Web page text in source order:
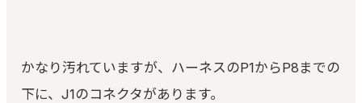
かなり汚れていますが、ハーネスのP1からP8までの
下に、J1のコネクタがあります。